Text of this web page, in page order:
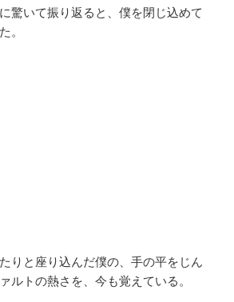
驚いて振り返ると、僕を閉じ込めて
。
りと座り込んだ僕の、手の平をじん
ルトの熱さを、今も覚えている。